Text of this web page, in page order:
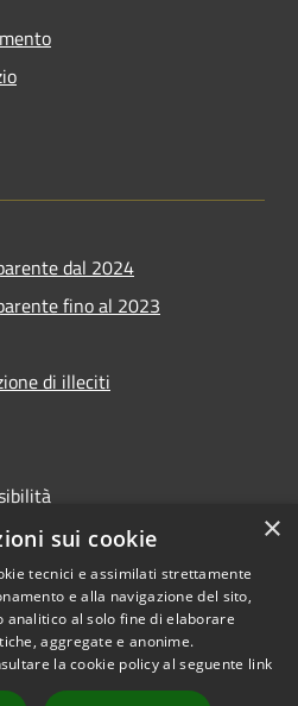
dal 2024
fino al 2023
di illeciti
Copyright © 2026 • Comune di
×
sui cookie
tecnici e assimilati strettamente
e alla navigazione del sito,
analitico al solo fine di elaborare
aggregate e anonime.
la cookie policy al seguente link